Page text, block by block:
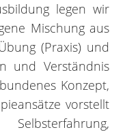
legen wir
Mischung aus
(Praxis) und
und Verständnis
Konzept,
vorstellt